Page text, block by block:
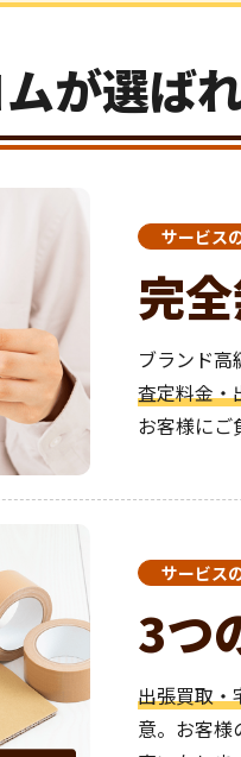
が選ば
サービス
完
ブランド高
査定料金・
お客様にご
サービス
3つ
出張買取・
意。お客様